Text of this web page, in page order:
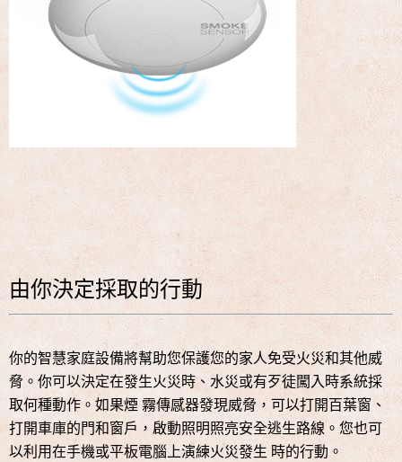
由你決定採取的行動
你的智慧家庭設備將幫助您保護您的家人免受火災和其他威
脅。你可以決定在發生火災時、水災或有歹徒闖入時系統採
取何種動作。如果煙 霧傳感器發現威脅，可以打開百葉窗、
打開車庫的門和窗戶，啟動照明照亮安全逃生路線。您也可
以利用在手機或平板電腦上演練火災發生 時的行動。